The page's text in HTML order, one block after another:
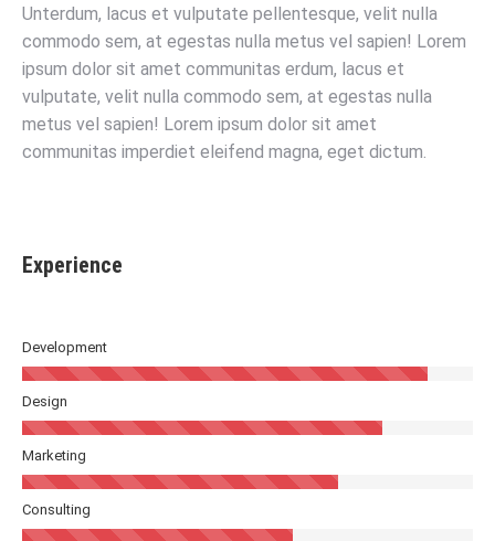
Unterdum, lacus et vulputate pellentesque, velit nulla
commodo sem, at egestas nulla metus vel sapien! Lorem
ipsum dolor sit amet communitas erdum, lacus et
vulputate, velit nulla commodo sem, at egestas nulla
metus vel sapien! Lorem ipsum dolor sit amet
communitas imperdiet eleifend magna, eget dictum.
Experience
Development
Design
Marketing
Consulting